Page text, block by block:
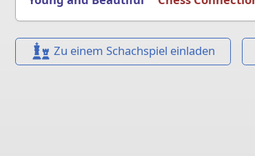
Zu einem Schachspiel einladen